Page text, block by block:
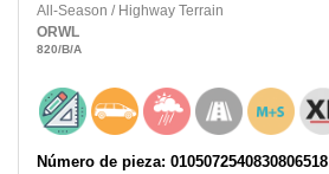
All-Season / Highway Terrain
ORWL
820/B/A
Número de pieza: 0105072540830806518